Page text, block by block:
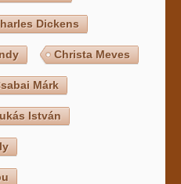
Dickens
Christa Meves
Márk
István